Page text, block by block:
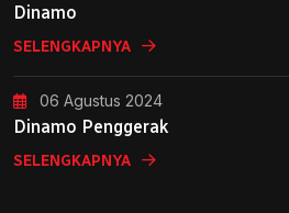
Dinamo
SELENGKAPNYA
06 Agustus 2024
Dinamo Penggerak
SELENGKAPNYA